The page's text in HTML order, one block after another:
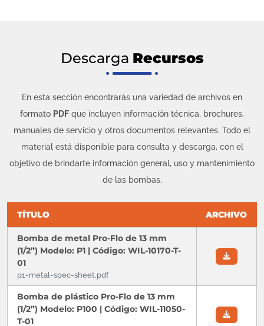
Descarga Recursos
En esta sección encontrarás una variedad de archivos en
formato PDF que incluyen información técnica, brochures,
manuales de servicio y otros documentos relevantes. Todo el
material está disponible para consulta y descarga, con el
objetivo de brindarte información general, uso y mantenimiento
de las bombas.
TÍTULO ARCHIVO
Bomba de metal Pro-Flo de 13 mm
(1/2”) Modelo: P1 | Código: WIL-10170-T-
01
p1-metal-spec-sheet.pdf
Bomba de plástico Pro-Flo de 13 mm
(1/2”) Modelo: P100 | Código: WIL-11050-
T-01